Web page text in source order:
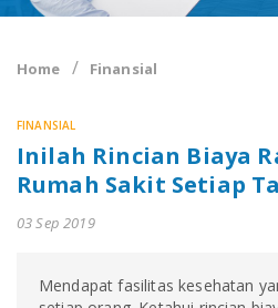
Home Finansial
FINANSIAL
Inilah Rincian Biaya
Rumah Sakit Setiap
03 Sep 2019
Mendapat fasilitas kesehatan